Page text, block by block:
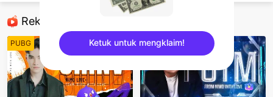
Rekomendasi
PUBG League of Legends
Ketuk untuk mengklaim!
sentinelEnd